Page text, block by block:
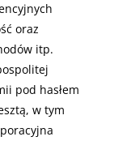
oraz
itp.
pod hasłem
w tym